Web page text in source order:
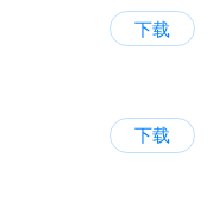
下载
下载